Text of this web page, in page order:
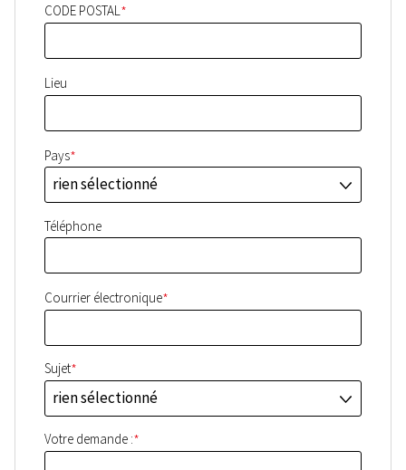
CODE POSTAL*
Lieu
Pays*
rien sélectionné
J
Téléphone
Courrier électronique*
Sujet*
rien sélectionné
J
Votre demande :*